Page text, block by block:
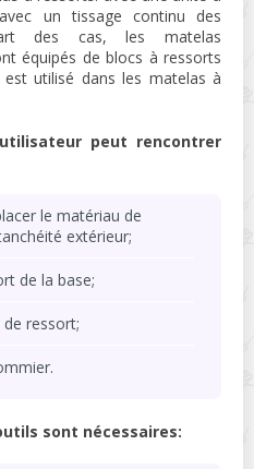
un tissage continu des
des cas, les matelas
équipés de blocs à ressorts
utilisé dans les matelas à
peut rencontrer
le matériau de
extérieur;
de la base;
ressort;
sont nécessaires: